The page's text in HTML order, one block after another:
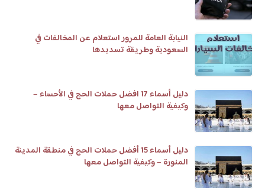
النيابة العامة للمرور استعلام عن المخالفات في
السعودية وطريقة تسديدها
دليل أسماء 17 افضل حملات الحج في الأحساء –
وكيفية التواصل معها
دليل أسماء 15 أفضل حملات الحج في منطقة المدينة
المنورة – وكيفية التواصل معها